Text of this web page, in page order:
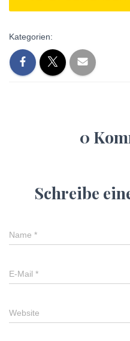
Kategorien:
0
Schreibe
Name *
E-Mail *
Website